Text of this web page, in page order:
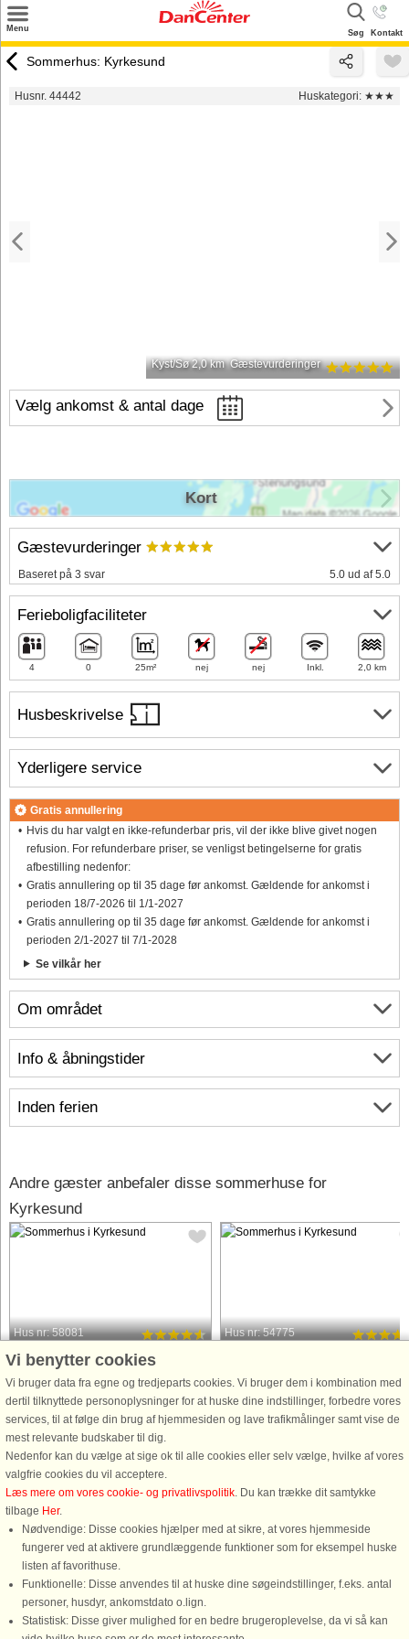
Menu Søg Kontakt
Tilbud
Sommerhus: Kyrkesund
Husnr. 44442 Huskategori: ★★★
Kyst/Sø 2,0 km Gæstevurderinger
Vælg ankomst & antal dage
Husbeskrivelse
Om området
Info & åbningstider
Inden ferien
Gæstevurderinger
Baseret på 3 svar 5.0 ud af 5.0
Ferieboligfaciliteter
4 0 25m² nej nej Inkl. 2,0 km
Yderligere service
Gratis annullering
Hvis du har valgt en ikke-refunderbar pris, vil der ikke blive givet nogen
refusion. For refunderbare priser, se venligst betingelserne for gratis
afbestilling nedenfor:
Gratis annullering op til 35 dage før ankomst. Gældende for ankomst i
perioden 18/7-2026 til 1/1-2027
Gratis annullering op til 35 dage før ankomst. Gældende for ankomst i
perioden 2/1-2027 til 7/1-2028
Se vilkår her
Kort
Andre gæster anbefaler disse sommerhuse for
Kyrkesund
Hus nr: 58081
Kyrkesund
4 personer, 100 m²
25 m til kyst.
Välkommen till ett magiskt hus med
havsutsikt över Kyrkesundet! Här kan
frukosten avnjutas på balkongen med
hänförande utsikt i förmiddagssolen.
Med endast 20–30 meter ner till
vattnet via en charmig gränd ...
fra 4.147 DKK
Hus nr: 54775
7 personer, 95 m²
700 m til kyst.
Rymlig stuga med god standard och
på västra Tjörn. Perfekt för större
Vi benytter cookies
Vi bruger data fra egne og tredjeparts cookies. Vi bruger dem i kombination med
dertil tilknyttede personoplysninger for at huske dine indstillinger, forbedre vores
services, til at følge din brug af hjemmesiden og lave trafikmålinger samt vise de
mest relevante budskaber til dig.
Nedenfor kan du vælge at sige ok til alle cookies eller selv vælge, hvilke af vores
valgfrie cookies du vil acceptere.
Læs mere om vores cookie- og privatlivspolitik. Du kan trække dit samtykke
tilbage Her.
Nødvendige: Disse cookies hjælper med at sikre, at vores hjemmeside
fungerer ved at aktivere grundlæggende funktioner som for eksempel huske
listen af favorithuse.
Funktionelle: Disse anvendes til at huske dine søgeindstillinger, f.eks. antal
personer, husdyr, ankomstdato o.lign.
Statistisk: Disse giver mulighed for en bedre brugeroplevelse, da vi så kan